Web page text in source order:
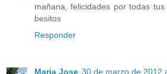
mañana, felicidades por todas
besitos
Responder
Maria Jose 30 de marzo de 2012